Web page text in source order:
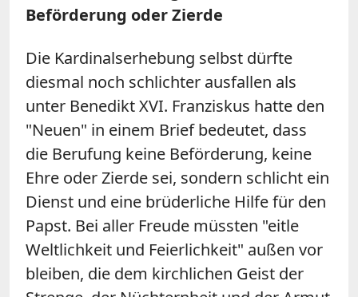
Beförderung oder Zierde
Die Kardinalserhebung selbst dürfte
diesmal noch schlichter ausfallen als
unter Benedikt XVI. Franziskus hatte den
"Neuen" in einem Brief bedeutet, dass
die Berufung keine Beförderung, keine
Ehre oder Zierde sei, sondern schlicht ein
Dienst und eine brüderliche Hilfe für den
Papst. Bei aller Freude müssten "eitle
Weltlichkeit und Feierlichkeit" außen vor
bleiben, die dem kirchlichen Geist der